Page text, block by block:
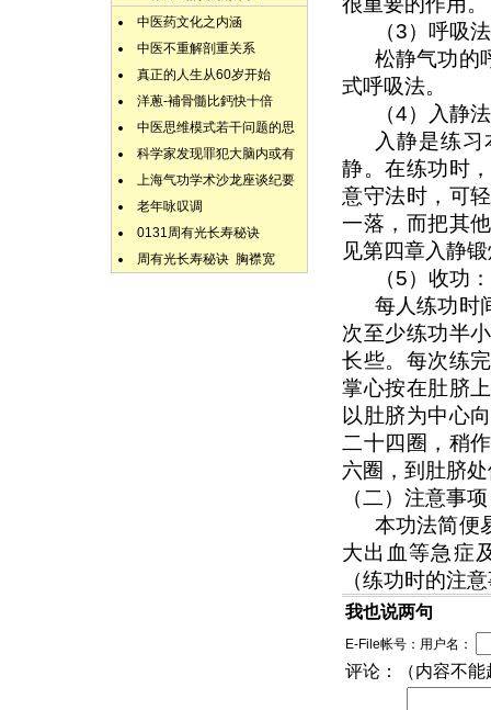
中医药文化之内涵
中医不重解剖重关系
真正的人生从60岁开始
洋蔥-補骨髓比鈣快十倍
中医思维模式若干问题的思
科学家发现罪犯大脑内或有
上海气功学术沙龙座谈纪要
老年咏叹调
0131周有光长寿秘诀
周有光长寿秘诀 胸襟宽
（3）呼吸
松静气功的
式呼吸法。
（4）入静
入静是练
静。在练功时
意守法时，可
一落，而把其
见第四章入静
（5）收功：
每人练功时
次至少练功半
长些。每次练
掌心按在肚脐
以肚脐为中心
二十四圈，稍
六圈，到肚脐
（二）注意事项
本功法简便
大出血等急症
（练功时的注
我也说两句
E-File帐号：用户名：
评论：（内容不